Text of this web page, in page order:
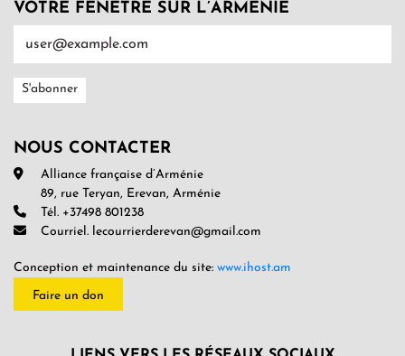
VOTRE FENÊTRE SUR L’ARMENIE
NOUS CONTACTER
Alliance française d’Arménie
89, rue Teryan, Erevan, Arménie
Tél. +37498 801238
Courriel. lecourrierderevan@gmail.com
Conception et maintenance du site: www.ihost.am
Faire un don